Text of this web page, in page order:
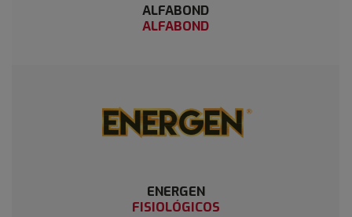
ALFABOND
ALFABOND
ENERGEN
FISIOLÓGICOS